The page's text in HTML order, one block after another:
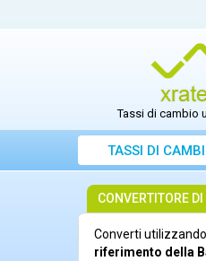
Tassi di cambio
TASSI DI
CONVERTITORE DI
Converti utilizzando
riferimento della